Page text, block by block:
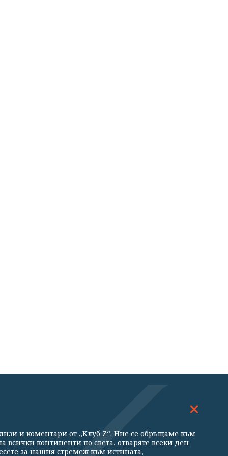
и коментари от „Клуб Z“. Ние се обръщаме към
континенти по света, отваряте всеки ден
за нашия стремеж към истината,